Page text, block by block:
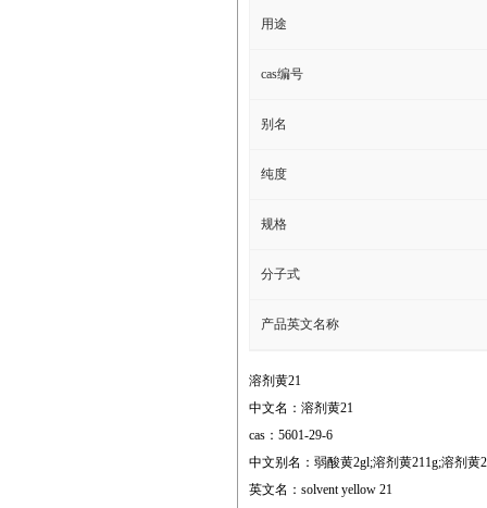
用途
cas编号
别名
纯度
规格
分子式
产品英文名称
溶剂黄21
中文名：溶剂黄21
cas：5601-29-6
中文别名：弱酸黄2gl;溶剂黄211g;溶剂黄
英文名：solvent yellow 21